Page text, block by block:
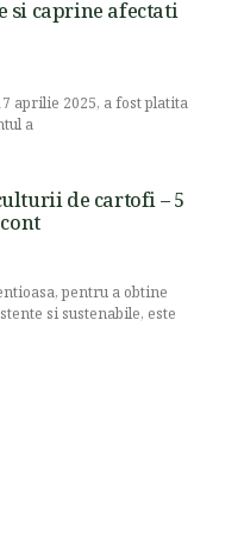
si caprine afectati
aprilie 2025, a fost platita
a
de cartofi – 5
pentru a obtine
si sustenabile, este